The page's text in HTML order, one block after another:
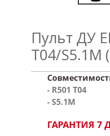
Пульт ДУ
T04/S5.1M
- R501 T04
- S5.1M
ГАРАНТИЯ 7